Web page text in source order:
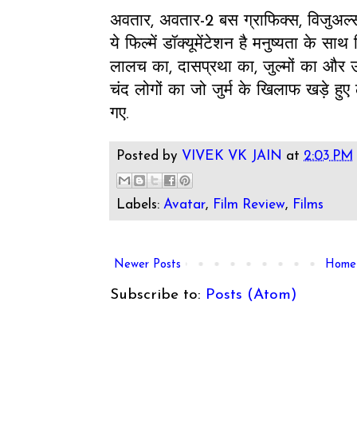
अवतार, अवतार-2 बस ग्राफिक्स,
ये फिल्में डॉक्यूमेंटेशन है मनुष्यता के साथ
लालच का, दासप्रथा का, जुल्मों का
चंद लोगों का जो जुर्म के खिलाफ खड़े
गए.
Posted by VIVEK VK JAIN at 2:03 PM
Labels:Avatar, Film Review, Films
Newer Posts Home
Subscribe to: Posts (Atom)